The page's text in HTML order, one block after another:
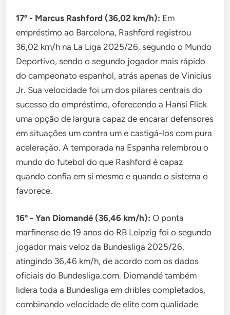
17º - Marcus Rashford (36,02 km/h): Em
empréstimo ao Barcelona, Rashford registrou
36,02 km/h na La Liga 2025/26, segundo o Mundo
Deportivo, sendo o segundo jogador mais rápido
do campeonato espanhol, atrás apenas de Vinicius
Jr. Sua velocidade foi um dos pilares centrais do
sucesso do empréstimo, oferecendo a Hansi Flick
uma opção de largura capaz de encarar defensores
em situações um contra um e castigá-los com pura
aceleração. A temporada na Espanha relembrou o
mundo do futebol do que Rashford é capaz
quando confia em si mesmo e quando o sistema o
favorece.
16º - Yan Diomandé (36,46 km/h): O ponta
marfinense de 19 anos do RB Leipzig foi o segundo
jogador mais veloz da Bundesliga 2025/26,
atingindo 36,46 km/h, de acordo com os dados
oficiais do Bundesliga.com. Diomandé também
lidera toda a Bundesliga em dribles completados,
combinando velocidade de elite com qualidade